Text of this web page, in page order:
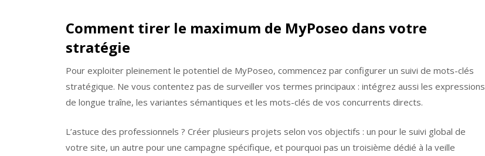
Comment tirer le maximum de MyPoseo dans votre
stratégie
Pour exploiter pleinement le potentiel de MyPoseo, commencez par configurer un suivi de mots-clés
stratégique. Ne vous contentez pas de surveiller vos termes principaux : intégrez aussi les expressions
de longue traîne, les variantes sémantiques et les mots-clés de vos concurrents directs.
L’astuce des professionnels ? Créer plusieurs projets selon vos objectifs : un pour le suivi global de
votre site, un autre pour une campagne spécifique, et pourquoi pas un troisième dédié à la veille